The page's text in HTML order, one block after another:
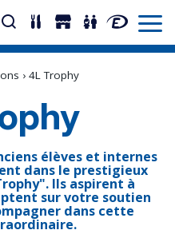
› 4L Trophy
élèves et internes
dans le prestigieux
Ils aspirent à
sur votre soutien
dans cette